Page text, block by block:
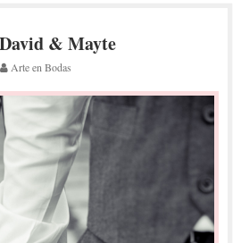
& Mayte
Arte en Bodas